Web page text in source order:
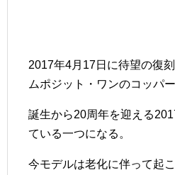
2017年4月17日に待望の復
ムポジット・ワンのコッパー
誕生から20周年を迎える
ている一つになる。
今モデルは老化に伴って起